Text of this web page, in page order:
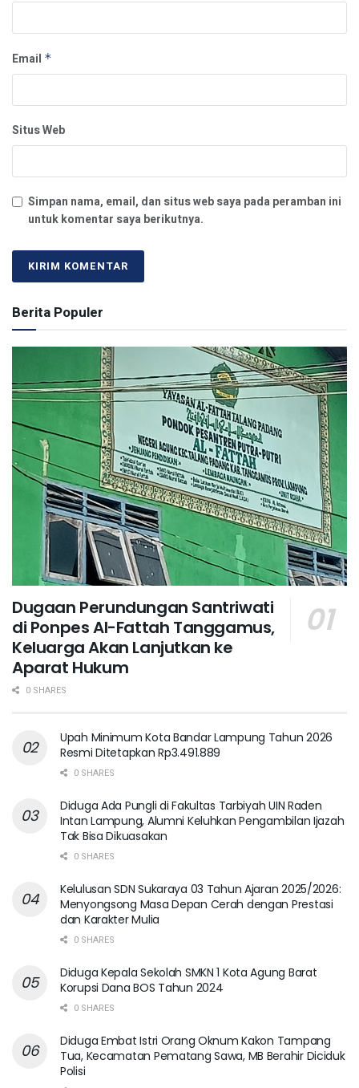
Email *
Situs Web
Simpan nama, email, dan situs web saya pada peramban ini
untuk komentar saya berikutnya.
Berita Populer
Dugaan Perundungan Santriwati
di Ponpes Al-Fattah Tanggamus,
Keluarga Akan Lanjutkan ke
Aparat Hukum ‎
0 SHARES
Upah Minimum Kota Bandar Lampung Tahun 2026
Resmi Ditetapkan Rp3.491.889
0 SHARES
Diduga Ada Pungli di Fakultas Tarbiyah UIN Raden
Intan Lampung, Alumni Keluhkan Pengambilan Ijazah
Tak Bisa Dikuasakan
0 SHARES
Kelulusan SDN Sukaraya 03 Tahun Ajaran 2025/2026:
Menyongsong Masa Depan Cerah dengan Prestasi
dan Karakter Mulia
0 SHARES
Diduga Kepala Sekolah SMKN 1 Kota Agung Barat
Korupsi Dana BOS Tahun 2024
0 SHARES
Diduga Embat Istri Orang Oknum Kakon Tampang
Tua, Kecamatan Pematang Sawa, MB Berahir Diciduk
Polisi